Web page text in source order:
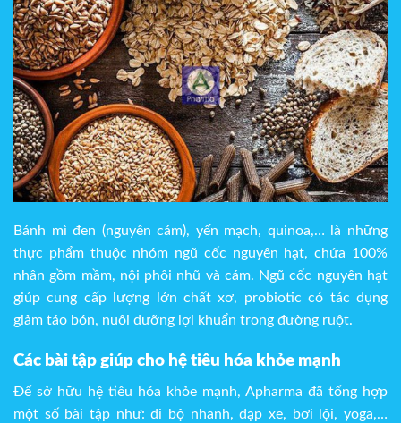
Bánh mì đen (nguyên cám), yến mạch, quinoa,… là những
thực phẩm thuộc nhóm ngũ cốc nguyên hạt, chứa 100%
nhân gồm mầm, nội phôi nhũ và cám. Ngũ cốc nguyên hạt
giúp cung cấp lượng lớn chất xơ, probiotic có tác dụng
giảm táo bón, nuôi dưỡng lợi khuẩn trong đường ruột.
Các bài tập giúp cho hệ tiêu hóa khỏe mạnh
Để sở hữu hệ tiêu hóa khỏe mạnh, Apharma đã tổng hợp
một số bài tập như: đi bộ nhanh, đạp xe, bơi lội, yoga,…